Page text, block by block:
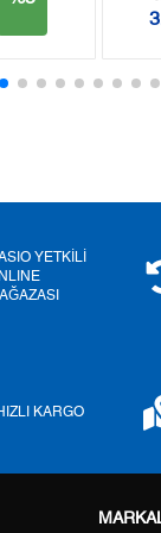
0,00 ₺
Taksit Tutarı
YETKİLİ
KARGO